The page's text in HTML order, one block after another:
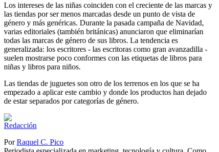
Los intereses de las niñas coinciden con el creciente de las marcas y
las tiendas por ser menos marcadas desde un punto de vista de
género y más genéricas. Durante la pasada campaña de Navidad,
varias editoriales (también británicas) anunciaron que eliminarían
todas las marcas de género de sus libros. La tendencia es
generalizada: los escritores - las escritoras como gran avanzadilla -
suelen mostrarse poco conformes con las etiquetas de libros para
niñas y libros para niños.
Las tiendas de juguetes son otro de los terrenos en los que se ha
empezado a aplicar este cambio y donde los productos han dejado
de estar separados por categorías de género.
PorRaquel C. Pico